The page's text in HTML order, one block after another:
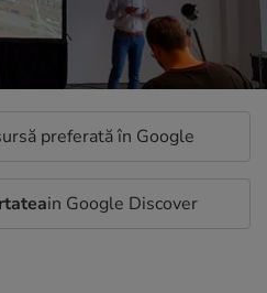
preferată în Google
in Google Discover